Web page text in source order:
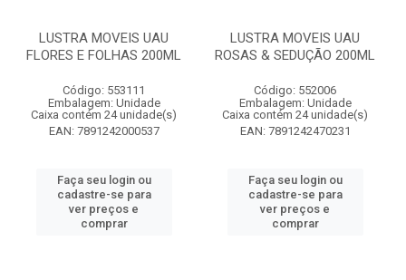
LUSTRA MOVEIS UAU
FLORES E FOLHAS 200ML
Código: 553111
Embalagem: Unidade
Caixa contém 24 unidade(s)
EAN: 7891242000537
Faça seu login ou
cadastre-se para
ver preços e
comprar
LUSTRA MOVEIS UAU
ROSAS & SEDUÇÃO 200ML
Código: 552006
Embalagem: Unidade
Caixa contém 24 unidade(s)
EAN: 7891242470231
Faça seu login ou
cadastre-se para
ver preços e
comprar